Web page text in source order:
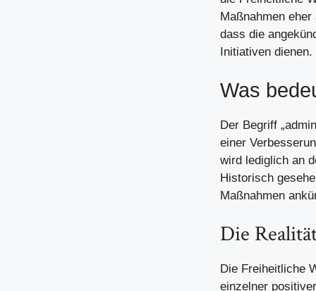
Maßnahmen
dass die
Initiativen dienen.
Was
Der Begriff
einer
wird lediglich an
Historisch
Maßnahmen
Die
Die Freiheitliche
einzelner